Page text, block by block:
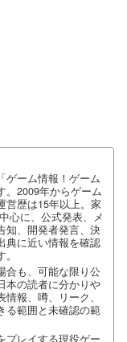
ゲーム情報！ゲーム
。2009年からゲーム
営歴は15年以上。家
心に、公式発表、メ
知、開発者発言、決
典に近い情報を確認
合も、可能な限り公
本の読者に分かりや
報、噂、リーク、
る範囲と未確認の範
プレイする現役ゲー